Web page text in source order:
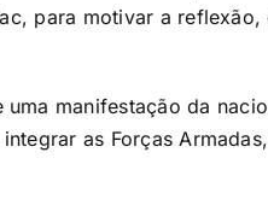
para motivar a
manifestação da
as Forças